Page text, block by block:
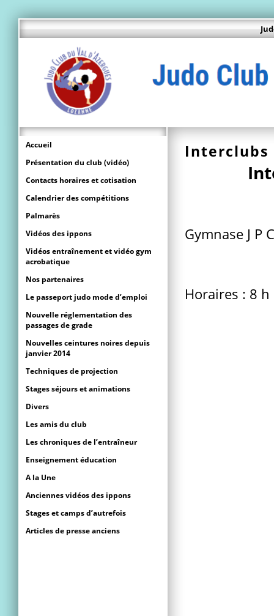
Interclubs
Gymnase J P
Horaires : 8
Accueil
Présentation du club (vidéo)
Contacts horaires et cotisation
Calendrier des compétitions
Palmarès
Vidéos des ippons
Vidéos entraînement et vidéo gym
acrobatique
Nos partenaires
Le passeport judo mode d’emploi
Nouvelle réglementation des
passages de grade
Nouvelles ceintures noires depuis
janvier 2014
Techniques de projection
Stages séjours et animations
Divers
Les amis du club
Les chroniques de l’entraîneur
Enseignement éducation
A la Une
Anciennes vidéos des ippons
Stages et camps d’autrefois
Articles de presse anciens